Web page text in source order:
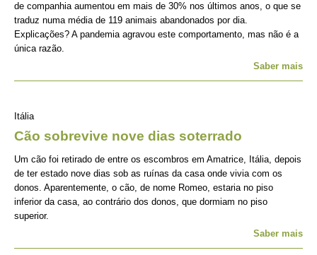
de companhia aumentou em mais de 30% nos últimos anos, o que se
traduz numa média de 119 animais abandonados por dia.
Explicações? A pandemia agravou este comportamento, mas não é a
única razão.
Saber mais
Itália
Cão sobrevive nove dias soterrado
Um cão foi retirado de entre os escombros em Amatrice, Itália, depois
de ter estado nove dias sob as ruínas da casa onde vivia com os
donos. Aparentemente, o cão, de nome Romeo, estaria no piso
inferior da casa, ao contrário dos donos, que dormiam no piso
superior.
Saber mais